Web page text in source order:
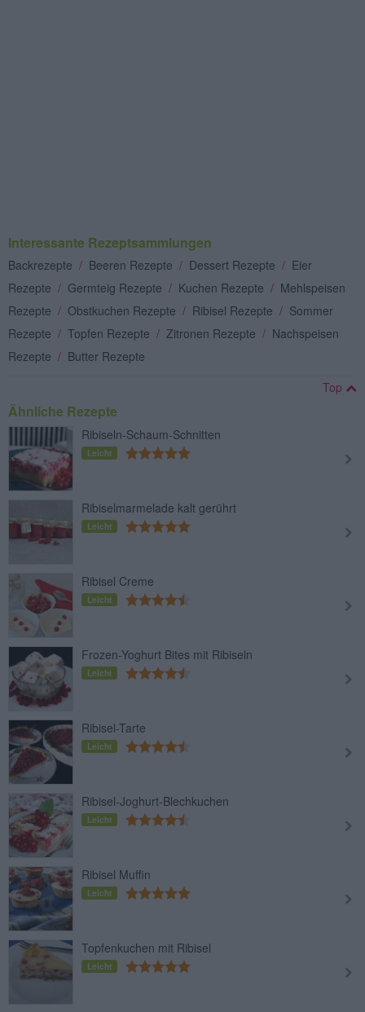
Interessante Rezeptsammlungen
Backrezepte / Beeren Rezepte / Dessert Rezepte / Eier
Rezepte / Germteig Rezepte / Kuchen Rezepte / Mehlspeisen
Rezepte / Obstkuchen Rezepte / Ribisel Rezepte / Sommer
Rezepte / Topfen Rezepte / Zitronen Rezepte / Nachspeisen
Rezepte / Butter Rezepte
Top
Ähnliche Rezepte
Ribiseln-Schaum-Schnitten
Leicht
Ribiselmarmelade kalt gerührt
Leicht
Ribisel Creme
Leicht
Frozen-Yoghurt Bites mit Ribiseln
Leicht
Ribisel-Tarte
Leicht
Ribisel-Joghurt-Blechkuchen
Leicht
Ribisel Muffin
Leicht
Topfenkuchen mit Ribisel
Leicht